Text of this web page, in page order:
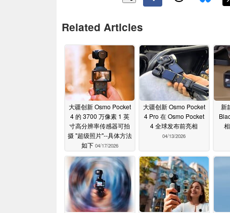
Related Articles
大疆创新 Osmo Pocket
4 的 3700 万像素 1 英
寸高分辨率传感器可拍
摄 "超级照片"--具体方法
如下 04/17/2026
大疆创新 Osmo Pocket
4 Pro 在 Osmo Pocket
4 全球发布前亮相
04/13/2026
新